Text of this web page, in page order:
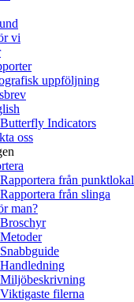
vi
uppföljning
Butterfly Indicators
oss
Rapportera från punktlokal
Rapportera från slinga
man?
Broschyr
Metoder
Snabbguide
Handledning
Miljöbeskrivning
Viktigaste filerna